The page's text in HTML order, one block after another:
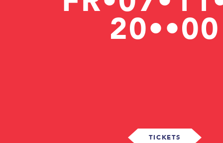
20••00
TICKETS